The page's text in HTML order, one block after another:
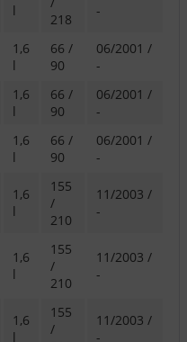
l
218
-
1,6
l
66 /
90
06/2001 /
-
1,6
l
66 /
90
06/2001 /
-
1,6
l
66 /
90
06/2001 /
-
1,6
l
155
/
210
11/2003 /
-
1,6
l
155
/
210
11/2003 /
-
1,6
l
155
/
11/2003 /
-